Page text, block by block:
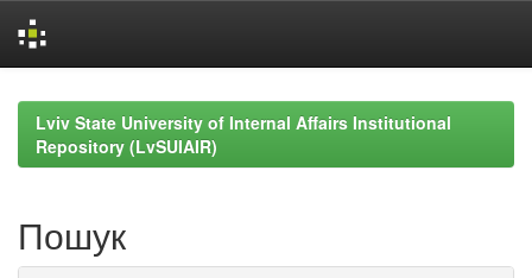
navigationLviv State University of Internal Affairs Institutional
Repository (LvSUIAIR)
Пошук